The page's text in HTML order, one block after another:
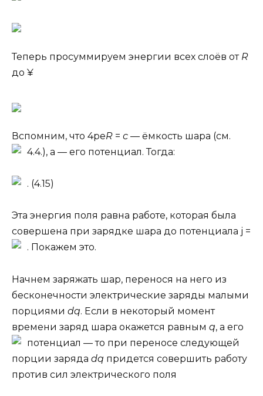
Теперь просуммируем энергии всех слоёв от R
до ¥
Вспомним, что 4peR = с — ёмкость шара (см.
4.4.), а — его потенциал. Тогда:
. (4.15)
Эта энергия поля равна работе, которая была
совершена при зарядке шара до потенциала j =
. Покажем это.
Начнем заряжать шар, перенося на него из
бесконечности электрические заряды малыми
порциями dq. Если в некоторый момент
времени заряд шара окажется равным q, а его
потенциал —то при переносе следующей
порции заряда dq придется совершить работу
против сил электрического поля